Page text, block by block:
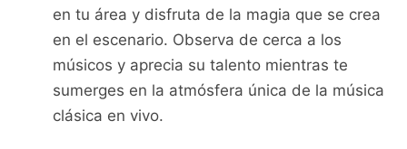
en tu área y disfruta de la magia que ‌se crea
en el escenario. Observa de cerca a ​los​
músicos y aprecia su talento mientras te
sumerges en la atmósfera única de la música
clásica en vivo.